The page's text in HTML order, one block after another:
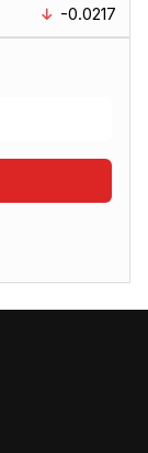
-0.0217